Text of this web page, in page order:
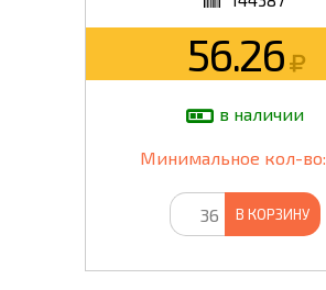
56.26
в наличии
Минимальное кол-во:
В КОРЗИНУ